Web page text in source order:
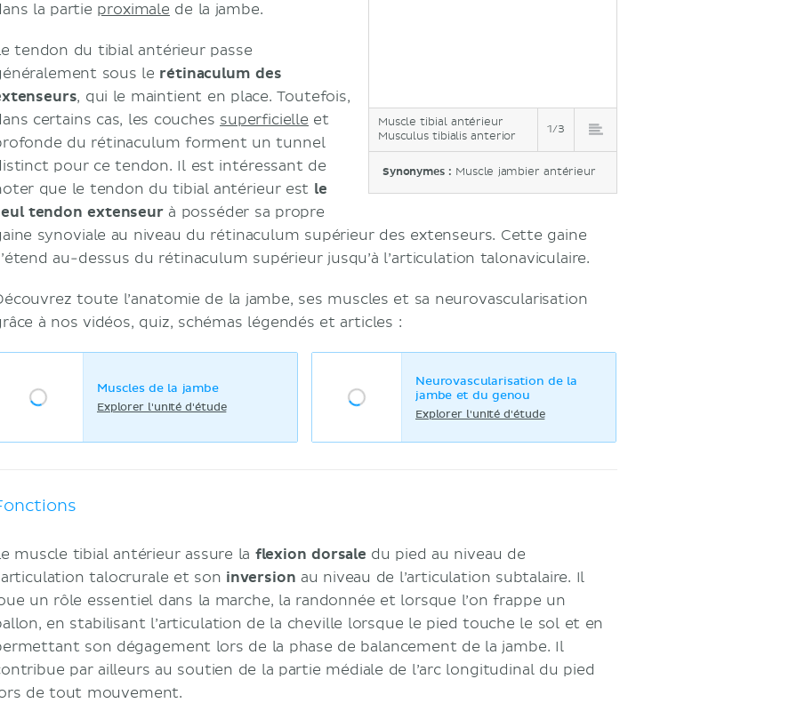
Muscle tibial antérieur
Musculus tibialis anterior
1/3
Synonymes : Muscle jambier antérieur
la partie proximale de la jambe.
tendon du tibial antérieur passe
sous le rétinaculum des
, qui le maintient en place. Toutefois,
certains cas, les couches superficielle et
du rétinaculum forment un tunnel
pour ce tendon. Il est intéressant de
que le tendon du tibial antérieur est le
tendon extenseur à posséder sa propre
synoviale au niveau du rétinaculum supérieur des extenseurs. Cette gaine
au-dessus du rétinaculum supérieur jusqu’à l’articulation talonaviculaire.
toute l’anatomie de la jambe, ses muscles et sa neurovascularisation
à nos vidéos, quiz, schémas légendés et articles :
Muscles de la jambe
Explorer l'unité d'étude
Neurovascularisation de la
jambe et du genou
Explorer l'unité d'étude
muscle tibial antérieur assure la flexion dorsale du pied au niveau de
talocrurale et son inversion au niveau de l’articulation subtalaire. Il
un rôle essentiel dans la marche, la randonnée et lorsque l’on frappe un
en stabilisant l’articulation de la cheville lorsque le pied touche le sol et en
son dégagement lors de la phase de balancement de la jambe. Il
par ailleurs au soutien de la partie médiale de l’arc longitudinal du pied
de tout mouvement.